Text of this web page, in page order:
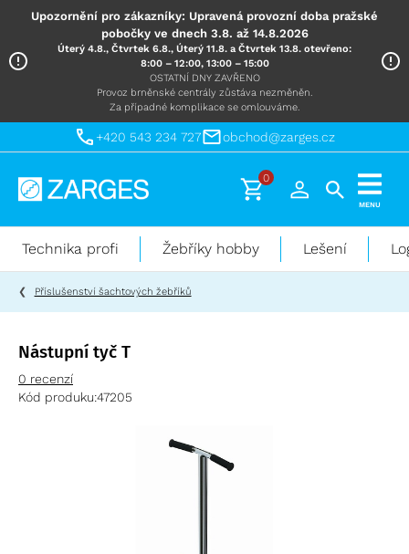
Upozornění pro zákazníky: Upravená provozní doba pražské
pobočky ve dnech 3.8. až 14.8.2026
Úterý 4.8., Čtvrtek 6.8., Úterý 11.8. a Čtvrtek 13.8. otevřeno:
8:00 – 12:00, 13:00 – 15:00
OSTATNÍ DNY ZAVŘENO
Provoz brněnské centrály zůstáva nezměněn.
Za případné komplikace se omlouváme.
+420 543 234 727 obchod@zarges.cz
Technika
práci
výškách
0
MENU
Technika profi Žebříky hobby Lešení
Příslušenství šachtových žebříků
Nástupní tyč T
0 recenzí
Kód produku:47205